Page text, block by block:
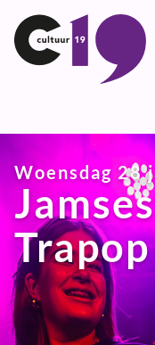
Ga
naar
inhoud
Woensdag 28